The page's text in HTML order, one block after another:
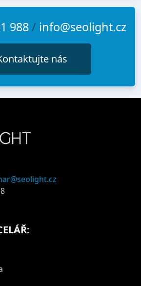
988/ info@seolight.cz
nás